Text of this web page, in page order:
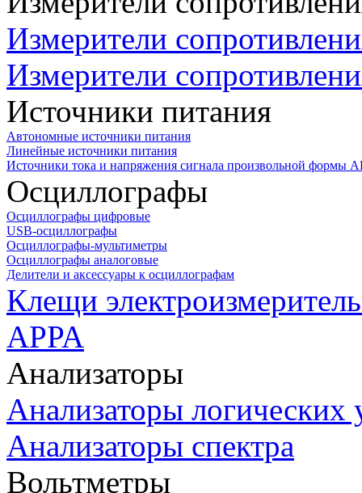
Измерители
Измерители
Источники питания
Автономные источники питания
Линейные источники питания
Источники тока и напряжения сигнала произвольной формы
Осциллографы
Осциллографы цифровые
USB-осциллографы
Осциллографы-мультиметры
Осциллографы аналоговые
Делители и аксессуары к осциллографам
Клещи
APPA
Анализаторы
Анализаторы логических
Анализаторы спектра
Вольтметры